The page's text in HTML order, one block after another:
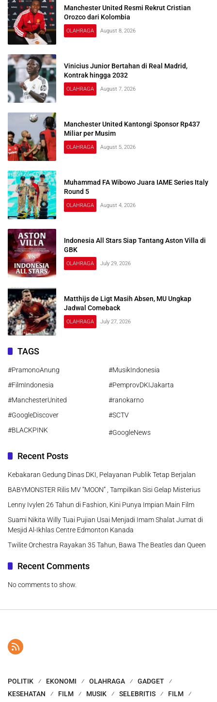
Manchester United Resmi Rekrut Cristian
Orozco dari Kolombia
OLAHRAGA August 8, 2026
Vinicius Junior Bertahan di Real Madrid,
Kontrak hingga 2032
OLAHRAGA August 7, 2026
Manchester United Kantongi Sponsor Rp437
Miliar per Musim
OLAHRAGA August 5, 2026
Muhammad FA Wibowo Juara IAME Series Italy
Round 5
OLAHRAGA August 4, 2026
Indonesia All Stars Siap Tantang Aston Villa di
GBK
OLAHRAGA July 29, 2026
Matthijs de Ligt Masih Absen, MU Ungkap
Jadwal Comeback
OLAHRAGA July 27, 2026
TAGS
#PramonoAnung
#MusikIndonesia
#FilmIndonesia
#PemprovDKIJakarta
#ManchesterUnited
#ranokarno
#GoogleDiscover
#SCTV
#BLACKPINK
#GoogleNews
Recent Posts
Kebakaran Gedung Dinas DKI, Pelayanan Publik Tetap Berjalan
BABYMONSTER Rilis MV “MOON” , Tampilkan Sisi Gelap Misterius
Lenny Ivylen 26 Tahun di Fashion, Kini Punya Impian Main Film
Suami Nikita Willy Tuai Pujian Usai Menjadi Imam Shalat Jumat di
Mesjid Al-Ikhlas Centre Edmonton Kanada
Twilite Orchestra Rayakan 35 Tahun, Bawa The Beatles dan Queen
Recent Comments
No comments to show.
POLITIK EKONOMI OLAHRAGA
GADGET
KESEHATAN
FILM MUSIK SELEBRITIS FILM